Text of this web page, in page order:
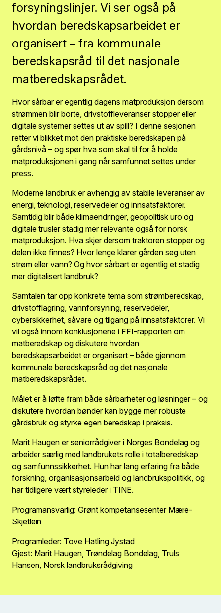
forsyningslinjer. Vi ser også på
hvordan beredskapsarbeidet er
organisert – fra kommunale
beredskapsråd til det nasjonale
matberedskapsrådet.
Hvor sårbar er egentlig dagens matproduksjon dersom
strømmen blir borte, drivstoffleveranser stopper eller
digitale systemer settes ut av spill? I denne sesjonen
retter vi blikket mot den praktiske beredskapen på
gårdsnivå – og spør hva som skal til for å holde
matproduksjonen i gang når samfunnet settes under
press.
Moderne landbruk er avhengig av stabile leveranser av
energi, teknologi, reservedeler og innsatsfaktorer.
Samtidig blir både klimaendringer, geopolitisk uro og
digitale trusler stadig mer relevante også for norsk
matproduksjon. Hva skjer dersom traktoren stopper og
delen ikke finnes? Hvor lenge klarer gården seg uten
strøm eller vann? Og hvor sårbart er egentlig et stadig
mer digitalisert landbruk?
Samtalen tar opp konkrete tema som strømberedskap,
drivstofflagring, vannforsyning, reservedeler,
cybersikkerhet, såvare og tilgang på innsatsfaktorer. Vi
vil også innom konklusjonene i FFI-rapporten om
matberedskap og diskutere hvordan
beredskapsarbeidet er organisert – både gjennom
kommunale beredskapsråd og det nasjonale
matberedskapsrådet.
Målet er å løfte fram både sårbarheter og løsninger – og
diskutere hvordan bønder kan bygge mer robuste
gårdsbruk og styrke egen beredskap i praksis.
Marit Haugen er seniorrådgiver i Norges Bondelag og
arbeider særlig med landbrukets rolle i totalberedskap
og samfunnssikkerhet. Hun har lang erfaring fra både
forskning, organisasjonsarbeid og landbrukspolitikk, og
har tidligere vært styreleder i TINE.
Programansvarlig: Grønt kompetansesenter Mære-
Skjetlein
Programleder: Tove Hatling Jystad
Gjest: Marit Haugen, Trøndelag Bondelag, Truls
Hansen, Norsk landbruksrådgiving